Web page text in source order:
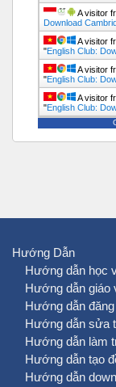
A visitor
Download
A visitor
"English Club:
A visitor
"English Club:
A visitor
"English Club:
Hướng Dẫn
Hướng dẫn học
Hướng dẫn giáo
Hướng dẫn
Hướng dẫn sửa
Hướng dẫn làm
Hướng dẫn tạo
Hướng dẫn